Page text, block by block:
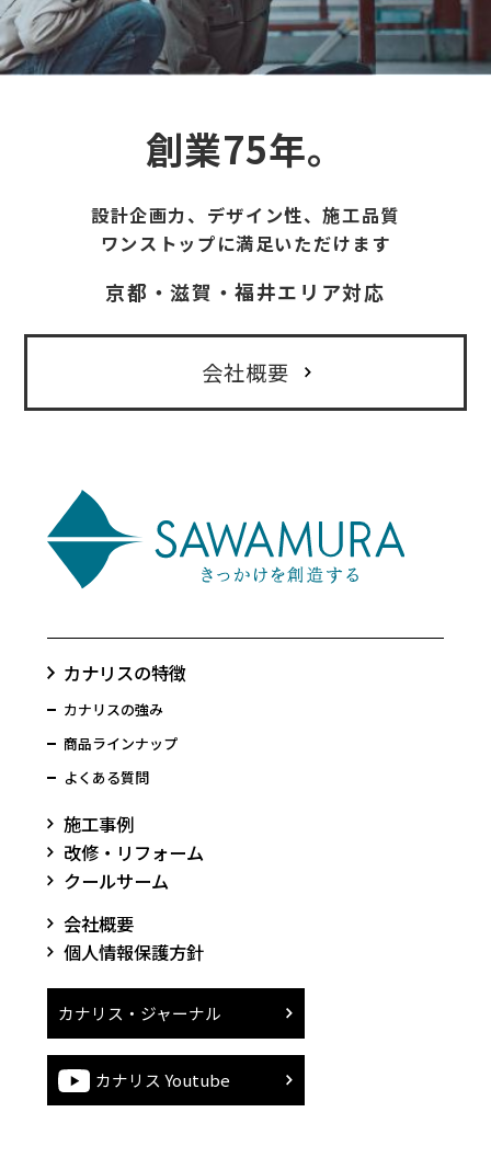
創業75年。
設計企画力、デザイン性、施工品質
ワンストップに満足いただけます
京都・滋賀・福井エリア対応
会社概要
カナリスの特徴
カナリスの強み
商品ラインナップ
よくある質問
施工事例
改修・リフォーム
クールサーム
会社概要
個人情報保護方針
カナリス・ジャーナル
カナリス Youtube